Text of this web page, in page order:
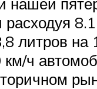
литров на
ч